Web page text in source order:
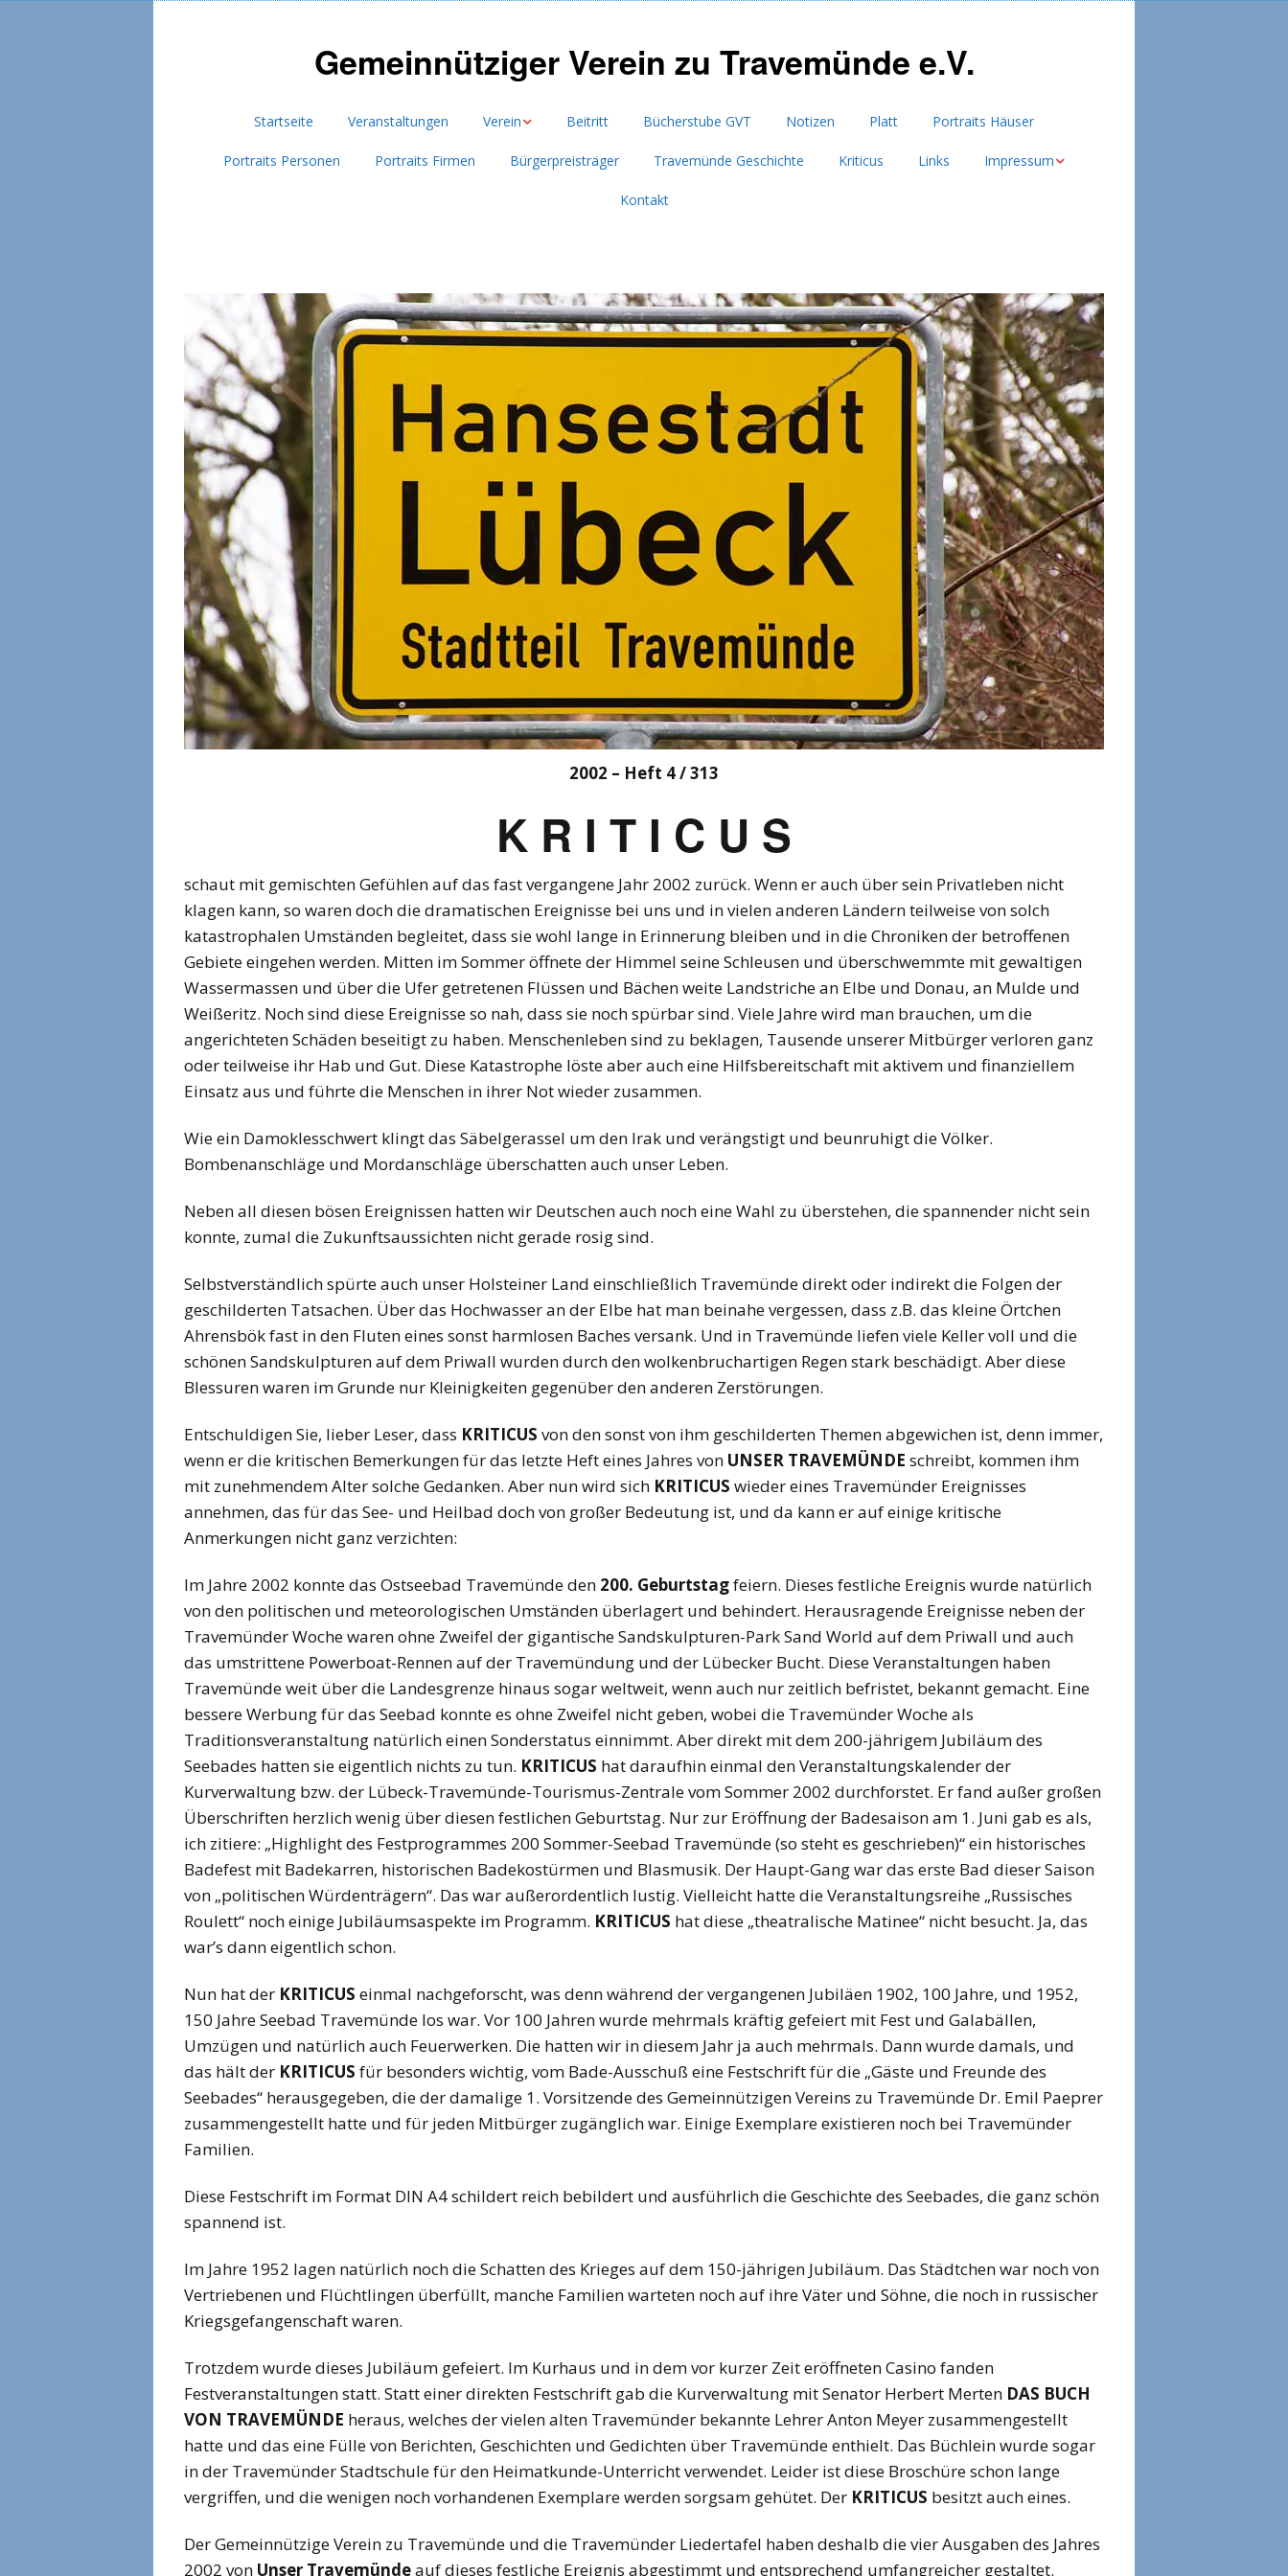
Gemeinnütziger Verein zu Travemünde e.V.
Startseite Veranstaltungen Verein
Vorstand
Beitritt Bücherstube GVT Notizen Platt Portraits Häuser
Portraits Personen Portraits Firmen Bürgerpreisträger Travemünde Geschichte Kriticus Links Impressum
Kontakt
2002 – Heft 4 / 313
K R I T I C U S
schaut mit gemischten Gefühlen auf das fast vergangene Jahr 2002 zurück. Wenn er auch über sein Privatleben nicht
klagen kann, so waren doch die dramatischen Ereignisse bei uns und in vielen anderen Ländern teilweise von solch
katastrophalen Umständen begleitet, dass sie wohl lange in Erinnerung bleiben und in die Chroniken der betroffenen
Gebiete eingehen werden. Mitten im Sommer öffnete der Himmel seine Schleusen und überschwemmte mit gewaltigen
Wassermassen und über die Ufer getretenen Flüssen und Bächen weite Landstriche an Elbe und Donau, an Mulde und
Weißeritz. Noch sind diese Ereignisse so nah, dass sie noch spürbar sind. Viele Jahre wird man brauchen, um die
angerichteten Schäden beseitigt zu haben. Menschenleben sind zu beklagen, Tausende unserer Mitbürger verloren ganz
oder teilweise ihr Hab und Gut. Diese Katastrophe löste aber auch eine Hilfsbereitschaft mit aktivem und finanziellem
Einsatz aus und führte die Menschen in ihrer Not wieder zusammen.
Wie ein Damoklesschwert klingt das Säbelgerassel um den Irak und verängstigt und beunruhigt die Völker.
Bombenanschläge und Mordanschläge überschatten auch unser Leben.
Neben all diesen bösen Ereignissen hatten wir Deutschen auch noch eine Wahl zu überstehen, die spannender nicht sein
konnte, zumal die Zukunftsaussichten nicht gerade rosig sind.
Selbstverständlich spürte auch unser Holsteiner Land einschließlich Travemünde direkt oder indirekt die Folgen der
geschilderten Tatsachen. Über das Hochwasser an der Elbe hat man beinahe vergessen, dass z.B. das kleine Örtchen
Ahrensbök fast in den Fluten eines sonst harmlosen Baches versank. Und in Travemünde liefen viele Keller voll und die
schönen Sandskulpturen auf dem Priwall wurden durch den wolkenbruchartigen Regen stark beschädigt. Aber diese
Blessuren waren im Grunde nur Kleinigkeiten gegenüber den anderen Zerstörungen.
Entschuldigen Sie, lieber Leser, dass KRITICUS von den sonst von ihm geschilderten Themen abgewichen ist, denn immer,
wenn er die kritischen Bemerkungen für das letzte Heft eines Jahres von UNSER TRAVEMÜNDE schreibt, kommen ihm
mit zunehmendem Alter solche Gedanken. Aber nun wird sich KRITICUS wieder eines Travemünder Ereignisses
annehmen, das für das See- und Heilbad doch von großer Bedeutung ist, und da kann er auf einige kritische
Anmerkungen nicht ganz verzichten:
Im Jahre 2002 konnte das Ostseebad Travemünde den 200. Geburtstagfeiern. Dieses festliche Ereignis wurde natürlich
von den politischen und meteorologischen Umständen überlagert und behindert. Herausragende Ereignisse neben der
Travemünder Woche waren ohne Zweifel der gigantische Sandskulpturen-Park Sand World auf dem Priwall und auch
das umstrittene Powerboat-Rennen auf der Travemündung und der Lübecker Bucht. Diese Veranstaltungen haben
Travemünde weit über die Landesgrenze hinaus sogar weltweit, wenn auch nur zeitlich befristet, bekannt gemacht. Eine
bessere Werbung für das Seebad konnte es ohne Zweifel nicht geben, wobei die Travemünder Woche als
Traditionsveranstaltung natürlich einen Sonderstatus einnimmt. Aber direkt mit dem 200-jährigem Jubiläum des
Seebades hatten sie eigentlich nichts zu tun. KRITICUS hat daraufhin einmal den Veranstaltungskalender der
Kurverwaltung bzw. der Lübeck-Travemünde-Tourismus-Zentrale vom Sommer 2002 durchforstet. Er fand außer großen
Überschriften herzlich wenig über diesen festlichen Geburtstag. Nur zur Eröffnung der Badesaison am 1. Juni gab es als,
ich zitiere: „Highlight des Festprogrammes 200 Sommer-Seebad Travemünde (so steht es geschrieben)“ ein historisches
Badefest mit Badekarren, historischen Badekostürmen und Blasmusik. Der Haupt-Gang war das erste Bad dieser Saison
von „politischen Würdenträgern“. Das war außerordentlich lustig. Vielleicht hatte die Veranstaltungsreihe „Russisches
Roulett“ noch einige Jubiläumsaspekte im Programm. KRITICUS hat diese „theatralische Matinee“ nicht besucht. Ja, das
war’s dann eigentlich schon.
Nun hat der KRITICUS einmal nachgeforscht, was denn während der vergangenen Jubiläen 1902, 100 Jahre, und 1952,
150 Jahre Seebad Travemünde los war. Vor 100 Jahren wurde mehrmals kräftig gefeiert mit Fest und Galabällen,
Umzügen und natürlich auch Feuerwerken. Die hatten wir in diesem Jahr ja auch mehrmals. Dann wurde damals, und
das hält der KRITICUS für besonders wichtig, vom Bade-Ausschuß eine Festschrift für die „Gäste und Freunde des
Seebades“ herausgegeben, die der damalige 1. Vorsitzende des Gemeinnützigen Vereins zu Travemünde Dr. Emil Paeprer
zusammengestellt hatte und für jeden Mitbürger zugänglich war. Einige Exemplare existieren noch bei Travemünder
Familien.
Diese Festschrift im Format DIN A4 schildert reich bebildert und ausführlich die Geschichte des Seebades, die ganz schön
spannend ist.
Im Jahre 1952 lagen natürlich noch die Schatten des Krieges auf dem 150-jährigen Jubiläum. Das Städtchen war noch von
Vertriebenen und Flüchtlingen überfüllt, manche Familien warteten noch auf ihre Väter und Söhne, die noch in russischer
Kriegsgefangenschaft waren.
Trotzdem wurde dieses Jubiläum gefeiert. Im Kurhaus und in dem vor kurzer Zeit eröffneten Casino fanden
Festveranstaltungen statt. Statt einer direkten Festschrift gab die Kurverwaltung mit Senator Herbert Merten DAS BUCH
VON TRAVEMÜNDE heraus, welches der vielen alten Travemünder bekannte Lehrer Anton Meyer zusammengestellt
hatte und das eine Fülle von Berichten, Geschichten und Gedichten über Travemünde enthielt. Das Büchlein wurde sogar
in der Travemünder Stadtschule für den Heimatkunde-Unterricht verwendet. Leider ist diese Broschüre schon lange
vergriffen, und die wenigen noch vorhandenen Exemplare werden sorgsam gehütet. Der KRITICUS besitzt auch eines.
Der Gemeinnützige Verein zu Travemünde und die Travemünder Liedertafel haben deshalb die vier Ausgaben des Jahres
2002 von Unser Travemündeauf dieses festliche Ereignis abgestimmt und entsprechend umfangreicher gestaltet.